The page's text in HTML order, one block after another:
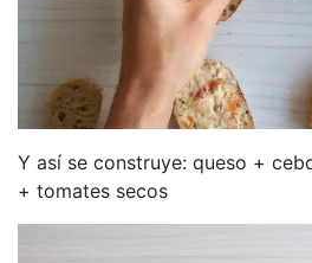
Y así se construye: queso +
+ tomates secos